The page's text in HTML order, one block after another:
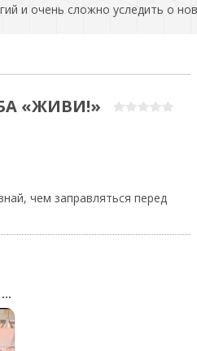
и очень сложно уследить о
«ЖИВИ!»
чем заправляться перед
Барные стойки. Выпуск 147